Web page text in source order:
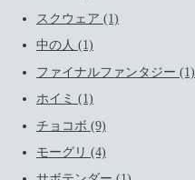
スクウェア (1)
中の人 (1)
ファイナルファンタジー (1)
ホイミ (1)
チョコボ (9)
モーグリ (4)